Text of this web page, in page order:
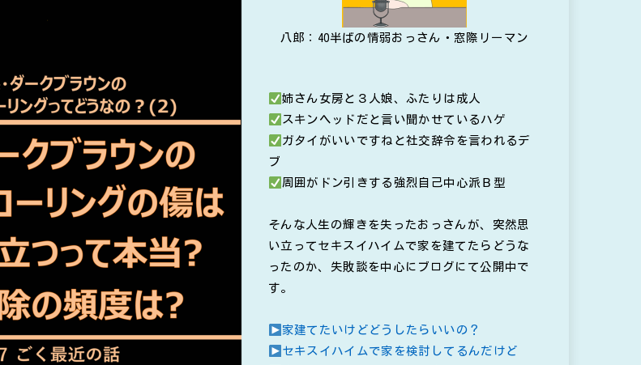
八郎：40半ばの情弱おっさん・窓際リーマン
姉さん女房と３人娘、ふたりは成人
スキンヘッドだと言い聞かせているハゲ
ガタイがいいですねと社交辞令を言われるデ
ブ
周囲がドン引きする強烈自己中心派Ｂ型
そんな人生の輝きを失ったおっさんが、突然思
い立ってセキスイハイムで家を建てたらどうな
ったのか、失敗談を中心にブログにて公開中で
す。
家建てたいけどどうしたらいいの？
セキスイハイムで家を検討してるんだけど